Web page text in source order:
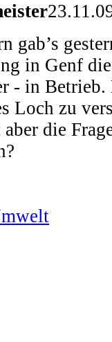
gab’s
in Genf
- in
Loch zu
die